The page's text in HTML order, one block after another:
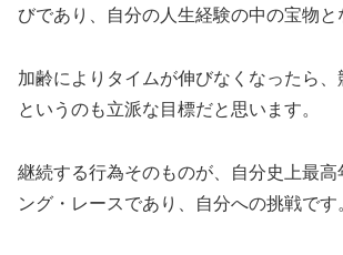
びであり、自分の人生経験の中の宝物と
加齢によりタイムが伸びなくなったら、
というのも立派な目標だと思います。
継続する行為そのものが、自分史上最高
ング・レースであり、自分への挑戦です